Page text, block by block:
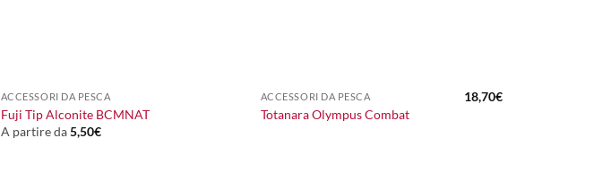
ACCESSORI DA PESCA
Fuji Tip Alconite BCMNAT
A partire da5,50€
ACCESSORI DA PESCA
Totanara Olympus Combat
18,70€